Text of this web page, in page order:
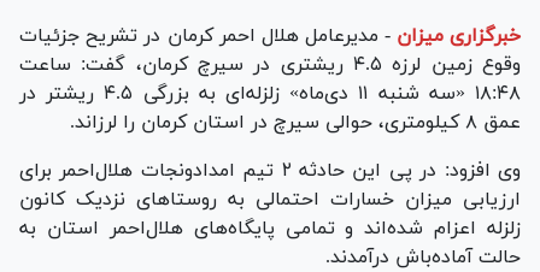
خبرگزاری میزان - مدیرعامل هلال احمر کرمان در تشریح جزئیات
وقوع زمین لرزه ۴.۵ ریشتری در سیرچ کرمان، گفت: ساعت
١٨:۴٨ «سه شنبه ١١ دی‌ماه» زلزله‌ای به بزرگی ۴.۵ ریشتر در
عمق ٨ کیلومتری، حوالی سیرچ در استان کرمان را لرزاند.
وی افزود: در پی این حادثه ٢ تیم امدادونجات هلال‌احمر برای
ارزیابی میزان خسارات احتمالی به روستا‌های نزدیک کانون
زلزله اعزام شده‌اند و تمامی پایگاه‌های هلال‌احمر استان به
حالت آماده‌باش درآمدند.